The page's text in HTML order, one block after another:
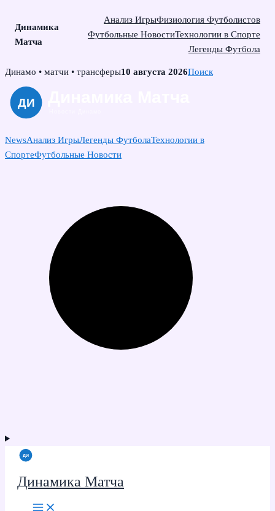
Динамика
Матча
Анализ ИгрыФизиология Футболистов
Футбольные НовостиТехнологии в Спорте
Легенды Футбола
Skip
content
Динамо • матчи • трансферы10 августа 2026Поиск
NewsАнализ ИгрыЛегенды ФутболаТехнологии в
СпортеФутбольные Новости
Динамика Матча